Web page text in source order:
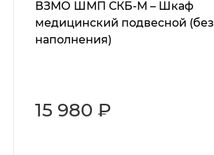
ВЗМО ШМП СКБ-М – Шкаф
медицинский подвесной (без
наполнения)
15 980 ₽